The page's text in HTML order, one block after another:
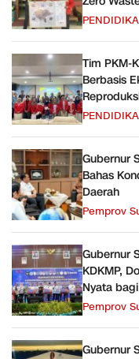
Tim PKM-
Berbasis
Gubernur
Bahas
Daerah
Pemprov
Gubernur
KDKMP,
Nyata
Pemprov
Gubernur